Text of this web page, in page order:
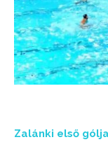
Zalánki első gólja